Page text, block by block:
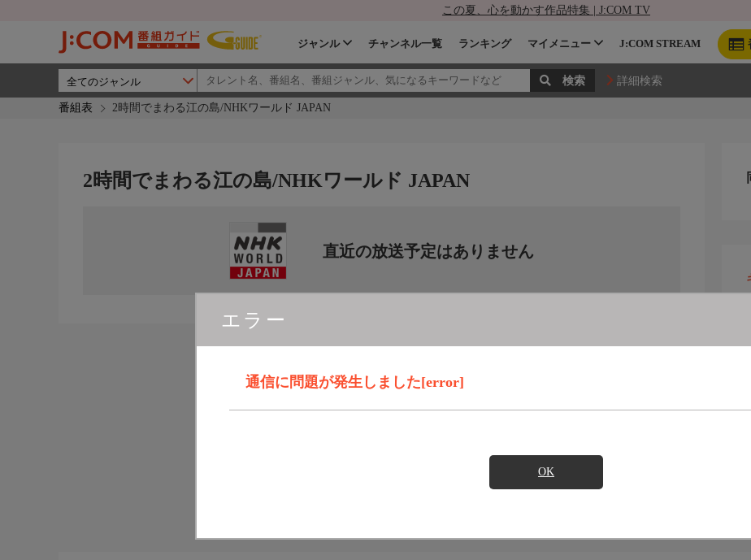
この夏、心を動かす作品特集 | J:COM TV
ジャンル チャンネル一覧 ランキング マイメニュー J:COM STREAM
詳細検索
番組表 2時間でまわる江の島/NHKワールド JAPAN
エラー
通信に問題が発生しました[error]
OK
2時間でまわる江の島/NHKワールド JAPAN
直近の放送予定はありません